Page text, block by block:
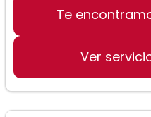
Te
Ver